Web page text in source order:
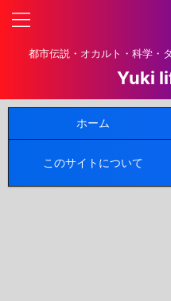
都市伝説・オカルト・科学・
Yuki
ホーム
このサイトについて